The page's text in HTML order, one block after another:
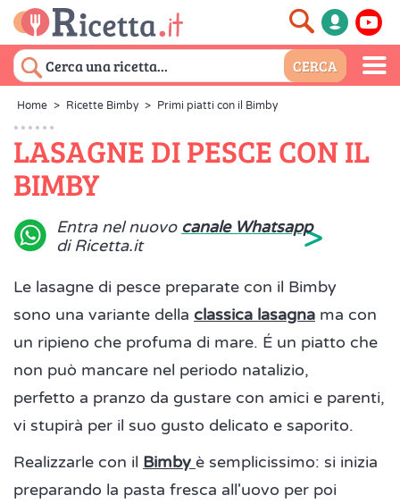
Home > Ricette Bimby > Primi piatti con il Bimby
LASAGNE DI PESCE CON IL
BIMBY
Entra nel nuovo canale Whatsapp
di Ricetta.it
>
Le lasagne di pesce preparate con il Bimby
sono una variante della classica lasagna ma con
un ripieno che profuma di mare. É un piatto che
non può mancare nel periodo natalizio,
perfetto a pranzo da gustare con amici e parenti,
vi stupirà per il suo gusto delicato e saporito.
Realizzarle con il Bimby è semplicissimo: si inizia
preparando la pasta fresca all'uovo per poi